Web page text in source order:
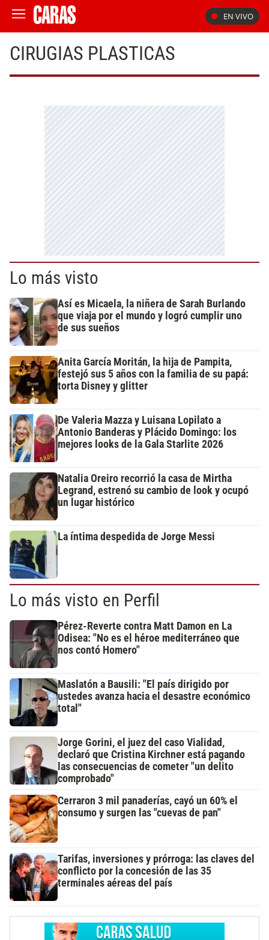
EN VIVO
CIRUGIAS PLASTICAS
Lo más visto
Así es Micaela, la niñera de Sarah Burlando
que viaja por el mundo y logró cumplir uno
de sus sueños
Anita García Moritán, la hija de Pampita,
festejó sus 5 años con la familia de su papá:
torta Disney y glitter
De Valeria Mazza y Luisana Lopilato a
Antonio Banderas y Plácido Domingo: los
mejores looks de la Gala Starlite 2026
Natalia Oreiro recorrió la casa de Mirtha
Legrand, estrenó su cambio de look y ocupó
un lugar histórico
La íntima despedida de Jorge Messi
Lo más visto en Perfil
Pérez-Reverte contra Matt Damon en La
Odisea: "No es el héroe mediterráneo que
nos contó Homero"
Maslatón a Bausili: "El país dirigido por
ustedes avanza hacia el desastre económico
total"
Jorge Gorini, el juez del caso Vialidad,
declaró que Cristina Kirchner está pagando
las consecuencias de cometer "un delito
comprobado"
Cerraron 3 mil panaderías, cayó un 60% el
consumo y surgen las "cuevas de pan"
Tarifas, inversiones y prórroga: las claves del
conflicto por la concesión de las 35
terminales aéreas del país